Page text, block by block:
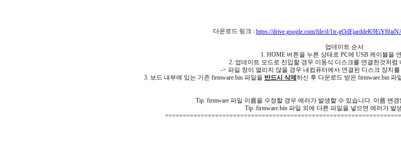
다운로드 링크 : https://drive.google.com/file/d/1ir-
업데이트 순서
1. HOME 버튼을 누른 상태로 PC에 USB 케이블을
2. 업데이트 모드로 진입할 경우 이동식 디스크를 연결한것처럼
-> 파일 창이 열리지 않을 경우 내컴퓨터에서 연결된 디스크 장치
3. 보드 내부에 있는 기존 firmware.bin 파일을 반드시 삭제하신 후 다운로드 받은 firmware.bin 파
Tip. firmware 파일 이름을 수정할 경우 에러가 발생할 수 있습니다. 이름 변
Tip. firmware.bin 파일 외에 다른 파일을 넣으면 에러가 발